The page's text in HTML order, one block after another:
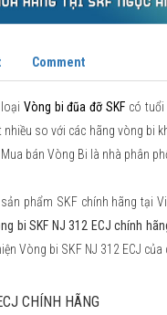
Comment
Vòng bi đũa đỡ SKF có tuổi
so với các hãng vòng bi
bán Vòng Bi là nhà phân
phẩm SKF chính hãng tại
bi SKF NJ 312 ECJ chính
Vòng bi SKF NJ 312 ECJ
CHÍNH HÃNG